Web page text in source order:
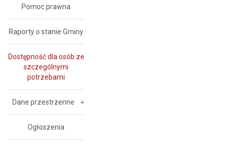
Pomoc prawna
Raporty o stanie Gminy
Dostępność dla osób ze
szczególnymi
potrzebami
Dane przestrzenne
Ogłoszenia